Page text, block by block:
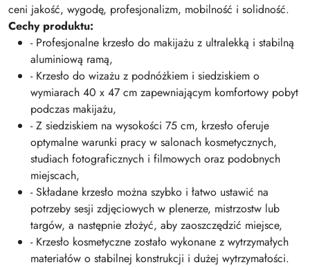
ceni jakość, wygodę, profesjonalizm, mobilność i solidność.
Cechy produktu:
- Profesjonalne krzesło do makijażu z ultralekką i stabilną
aluminiową ramą,
- Krzesło do wizażu z podnóżkiem i siedziskiem o
wymiarach 40 x 47 cm zapewniającym komfortowy pobyt
podczas makijażu,
- Z siedziskiem na wysokości 75 cm, krzesło oferuje
optymalne warunki pracy w salonach kosmetycznych,
studiach fotograficznych i filmowych oraz podobnych
miejscach,
- Składane krzesło można szybko i łatwo ustawić na
potrzeby sesji zdjęciowych w plenerze, mistrzostw lub
targów, a następnie złożyć, aby zaoszczędzić miejsce,
- Krzesło kosmetyczne zostało wykonane z wytrzymałych
materiałów o stabilnej konstrukcji i dużej wytrzymałości.